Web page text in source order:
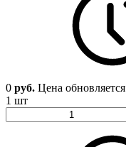
0 руб. Цена обновляется
1 шт